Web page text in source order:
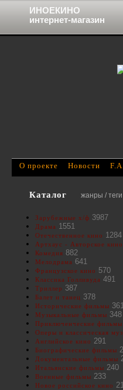
Каталог жанры / теги
Зарубежные х/ф 3987
Драма 1551
Отечественное кино 1284
Артхаус - Авторское кино
Комедия 882
Мелодрама 641
Французское кино 570
Классика Голливуда 491
Триллер 387
Балет и танец 378
Исторические фильмы
Музыкальные фильмы 348
Приключенческие фильмы
Оперы и классическая
Английское кино 291
Биографические фильмы
Документальные фильмы
Итальянские фильмы 240
Военные фильмы 233
Новое российское кино
О проекте Новости
ИНОЕКИНО
интернет-магазин